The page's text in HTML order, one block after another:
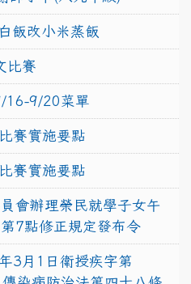
飯改小米蒸飯
比賽
16-9/20菜單
賽實施要點
賽實施要點
會辦理榮民就學子女午
7點修正規定發布令
3月1日衛授疾字第